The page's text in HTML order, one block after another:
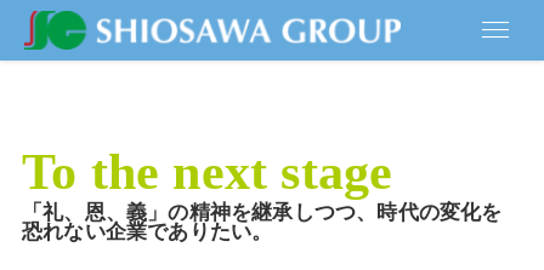
To the next stage
「礼、恩、義」の精神を継承しつつ、時代の変化を
恐れない企業でありたい。